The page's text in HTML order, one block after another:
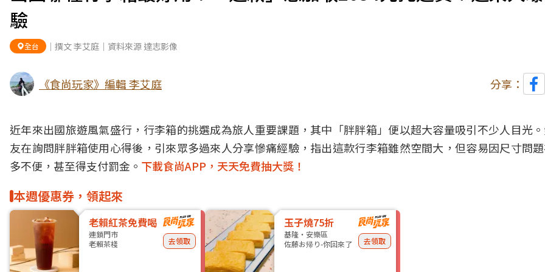
驗
全台 ｜撰文 李艾庭｜資料來源 達志影像
《食尚玩家》編輯 李艾庭 分享：
近年來出國旅遊風氣盛行，行李箱的挑選成為旅人重要課題，其中「胖胖箱」便以超大容量吸引不少人目光
友在詢問胖胖箱使用心得後，引來眾多過來人分享慘痛經驗，指出這款行李箱雖然空間大，但容易因尺寸問
多不便，甚至得支付罰金。 下載食尚APP，天天免費抽大獎！
本週優惠券，領起來
老賴紅茶免費喝
連鎖門市
老賴茶棧
去領取
玉子燒75折
基隆・安樂區
佐藤お帰り-你回來了
去領取